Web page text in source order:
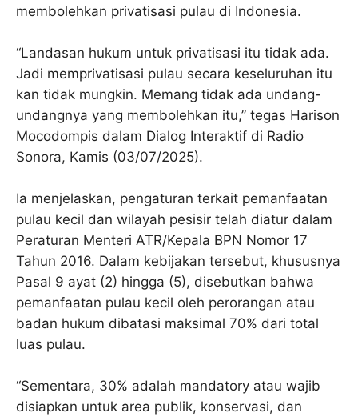
membolehkan privatisasi pulau di Indonesia.
“Landasan hukum untuk privatisasi itu tidak ada.
Jadi memprivatisasi pulau secara keseluruhan itu
kan tidak mungkin. Memang tidak ada undang-
undangnya yang membolehkan itu,” tegas Harison
Mocodompis dalam Dialog Interaktif di Radio
Sonora, Kamis (03/07/2025).
Ia menjelaskan, pengaturan terkait pemanfaatan
pulau kecil dan wilayah pesisir telah diatur dalam
Peraturan Menteri ATR/Kepala BPN Nomor 17
Tahun 2016. Dalam kebijakan tersebut, khususnya
Pasal 9 ayat (2) hingga (5), disebutkan bahwa
pemanfaatan pulau kecil oleh perorangan atau
badan hukum dibatasi maksimal 70% dari total
luas pulau.
“Sementara, 30% adalah mandatory atau wajib
disiapkan untuk area publik, konservasi, dan